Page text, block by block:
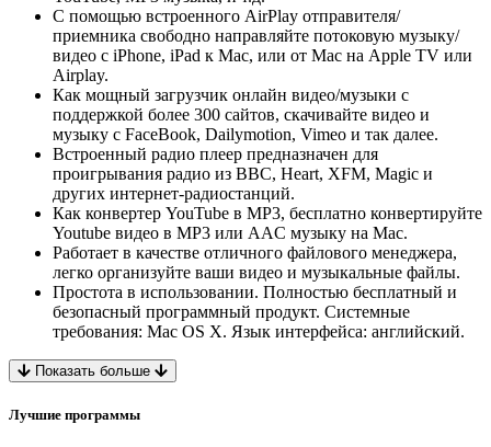
С помощью встроенного AirPlay отправителя/
приемника свободно направляйте потоковую музыку/
видео с iPhone, iPad к Mac, или от Mac на Apple TV или
Airplay.
Как мощный загрузчик онлайн видео/музыки с
поддержкой более 300 сайтов, скачивайте видео и
музыку с FaceBook, Dailymotion, Vimeo и так далее.
Встроенный радио плеер предназначен для
проигрывания радио из BBC, Heart, XFM, Magic и
других интернет-радиостанций.
Как конвертер YouTube в MP3, бесплатно конвертируйте
Youtube видео в MP3 или AAC музыку на Mac.
Работает в качестве отличного файлового менеджера,
легко организуйте ваши видео и музыкальные файлы.
Простота в использовании. Полностью бесплатный и
безопасный программный продукт. Системные
требования: Mac OS X. Язык интерфейса: английский.
Показать больше
Лучшие программы